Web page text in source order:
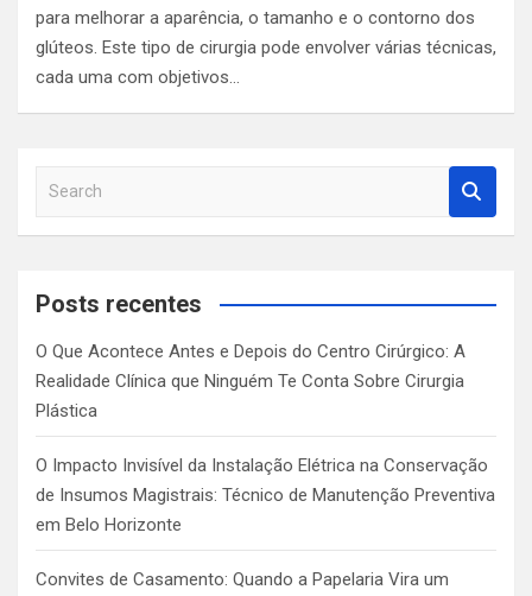
para melhorar a aparência, o tamanho e o contorno dos
glúteos. Este tipo de cirurgia pode envolver várias técnicas,
cada uma com objetivos…
a
c
Posts recentes
O Que Acontece Antes e Depois do Centro Cirúrgico: A
Realidade Clínica que Ninguém Te Conta Sobre Cirurgia
Plástica
O Impacto Invisível da Instalação Elétrica na Conservação
de Insumos Magistrais: Técnico de Manutenção Preventiva
em Belo Horizonte
Convites de Casamento: Quando a Papelaria Vira um